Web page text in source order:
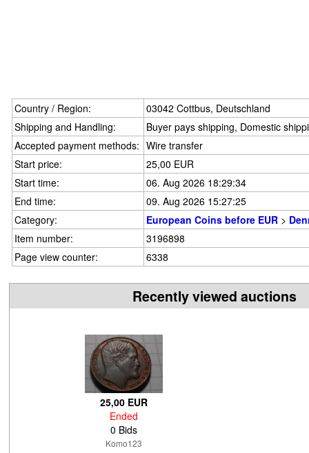
Country / Region:
03042 Cottbus, Deutschland
Shipping and Handling:
Buyer pays shipping, Domestic
Accepted payment methods: Wire transfer
Start price:
25,00 EUR
Start time:
06. Aug 2026 18:29:34
End time:
09. Aug 2026 15:27:25
Category:
European Coins before EUR >
Item number:
3196898
Page view counter:
6338
Recently viewed auctions
25,00 EUR
Ended
0 Bids
Komo123